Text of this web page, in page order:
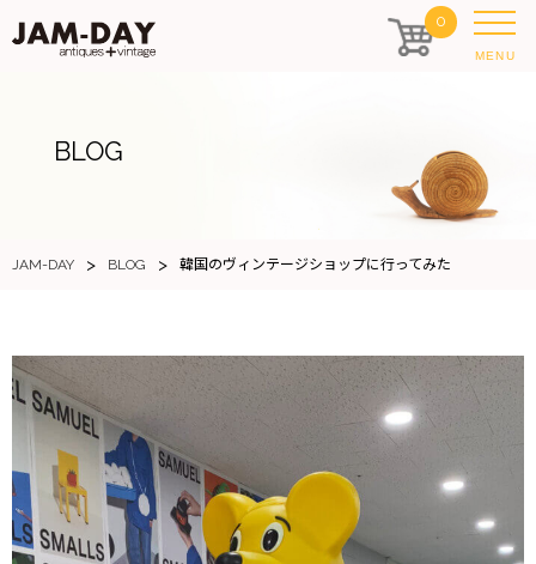
0
MENU
BLOG
JAM-DAY > BLOG > 韓国のヴィンテージショップに行ってみた